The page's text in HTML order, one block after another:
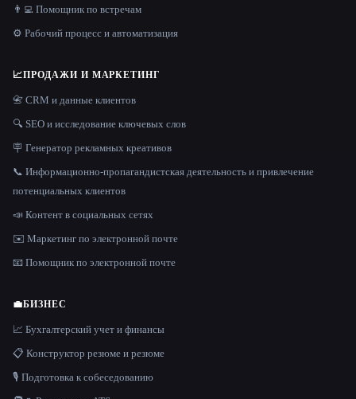
👨‍💻 Помощник по встречам
⚙️ Рабочий процесс и автоматизация
📈ПРОДАЖИ И МАРКЕТИНГ
📇 CRM и данные клиентов
🔍 SEO и исследование ключевых слов
🪧 Генератор рекламных креативов
📞 Информационно-пропагандистская деятельность и привлечение
потенциальных клиентов
📣 Контент в социальных сетях
✉️ Маркетинг по электронной почте
📧 Помощник по электронной почте
💼БИЗНЕС
📈 Бухгалтерский учет и финансы
📋 Конструктор резюме и резюме
🎙️ Подготовка к собеседованию